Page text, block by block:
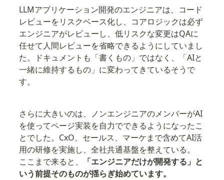
LLMアプリケーション開発のエンジニアは、コード
レビューをリスクベース化し、コアロジックは必ず
エンジニアがレビューし、低リスクな変更はQAに
任せて人間レビューを省略できるようにしていまし
た。ドキュメントも「書くもの」ではなく、「AIと
一緒に維持するもの」に変わってきているそうで
す。
さらに大きいのは、ノンエンジニアのメンバーがAI
を使ってページ実装を自力でできるようになったこ
とでした。CxO、セールス、マーケまで含めてAI活
用の研修を実施し、全社共通基盤を整えている。
ここまで来ると、
「エンジニアだけが開発する」と
いう前提そのものが揺らぎ始めています。